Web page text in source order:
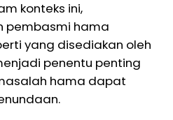
konteks ini,
pembasmi hama
yang disediakan oleh
penentu penting
hama dapat